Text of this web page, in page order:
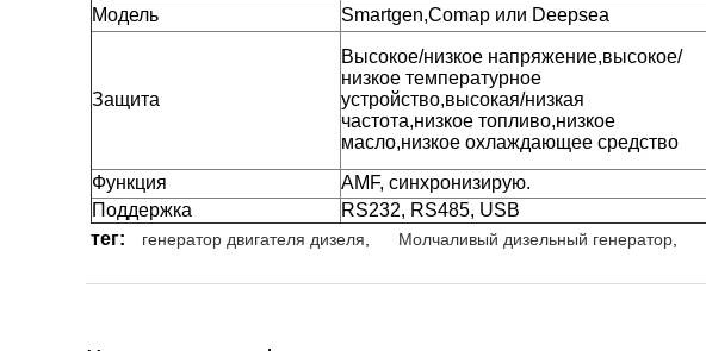
Модель
Smartgen,Comap или Deepsea
Защита
Высокое/низкое напряжение,высокое/
низкое температурное
устройство,высокая/низкая
частота,низкое топливо,низкое
масло,низкое охлаждающее средство
Функция
AMF, синхронизирую.
Поддержка
RS232, RS485, USB
тег:
генератор двигателя дизеля Молчаливый дизельный генератор